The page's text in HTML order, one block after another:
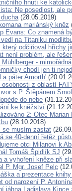
hnutí ke
Ne posedlost, ale
(28.05.2019)
mariánský kněz
Evans: Co znamená
vedl na Titaniku
který odčiňoval hříchy
není problém, ale
Mühlberger -
chodí jen ti
a páter Amorth'
osobnosti z oblastí
s P. Štěpánem
do nebe
ke kněžství
2: Otec
(28.10.2018)
se musím zastat
se 40-denní řetěz
otci Milanovi k
Tomáš Špidlík SJ
a vyhoření kněze při
P. Mgr. Josef Pelc
a prezentace
od narození P.
jáhna Ladislava